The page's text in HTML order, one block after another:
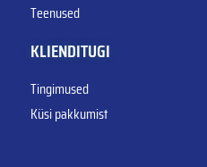
Teenused
KLIENDITUGI
Tingimused
Küsi pakkumist